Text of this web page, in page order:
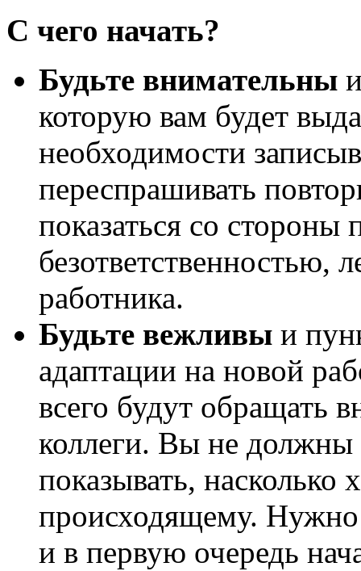
С чего начать?
Будьте внимательны
которую вам будет
необходимости
переспрашивать
показаться со стороны
безответственностью,
работника.
Будьте вежливы и
адаптации на новой
всего будут обращать
коллеги. Вы не должны
показывать, насколько
происходящему. Нужно
и в первую очередь